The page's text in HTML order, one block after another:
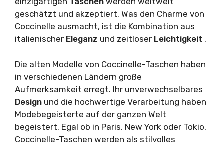
geschätzt und akzeptiert. Was den Charme von
Coccinelle ausmacht, ist die Kombination aus
italienischer Eleganz und zeitloser Leichtigkeit .
Die alten Modelle von Coccinelle-Taschen haben
in verschiedenen Ländern große
Aufmerksamkeit erregt. Ihr unverwechselbares
Design und die hochwertige Verarbeitung haben
Modebegeisterte auf der ganzen Welt
begeistert. Egal ob in Paris, New York oder Tokio,
Coccinelle-Taschen werden als stilvolles